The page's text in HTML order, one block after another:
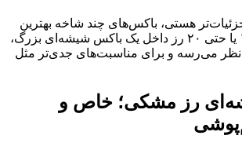
هستی، باکس‌های چند شاخه بهترین
انتخابن. ترکیب ۹، ۱۲ یا حتی ۲۰ رز داخل یک باکس شیشه‌ای بزرگ،
نظر می‌رسه و برای مناسبت‌های جدی‌تر مثل
رز مشکی؛ خاص و